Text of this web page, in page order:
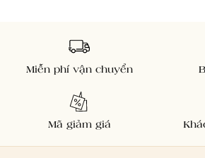
Miễn phí vận chuyển
Mã giảm giá